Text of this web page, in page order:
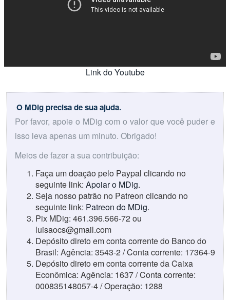
Link do Youtube
O MDig precisa de sua ajuda.
Por favor, apoie o MDig com o valor que você puder e
isso leva apenas um minuto. Obrigado!
Meios de fazer a sua contribuição:
Faça um doação pelo Paypal clicando no
seguinte link: Apoiar o MDig.
Seja nosso patrão no Patreon clicando no
seguinte link: Patreon do MDig.
Pix MDig: 461.396.566-72 ou
luisaocs@gmail.com
Depósito direto em conta corrente do Banco do
Brasil: Agência: 3543-2 / Conta corrente: 17364-9
Depósito direto em conta corrente da Caixa
Econômica: Agência: 1637 / Conta corrente:
000835148057-4 / Operação: 1288